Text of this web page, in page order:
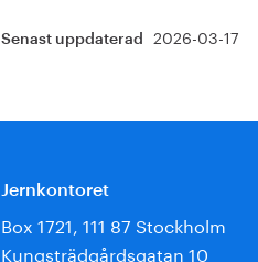
Senast uppdaterad 2026-03-17
Jernkontoret
Box 1721, 111 87 Stockholm
Kungsträdgårdsgatan 10